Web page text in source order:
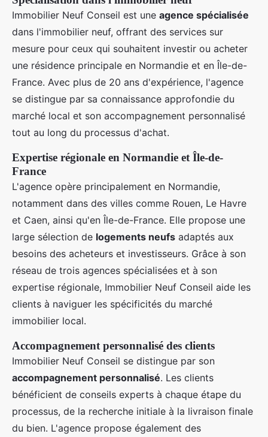
Immobilier Neuf Conseil est une agence spécialisée
dans l'immobilier neuf, offrant des services sur
mesure pour ceux qui souhaitent investir ou acheter
une résidence principale en Normandie et en Île-de-
France. Avec plus de 20 ans d'expérience, l'agence
se distingue par sa connaissance approfondie du
marché local et son accompagnement personnalisé
tout au long du processus d'achat.
Expertise régionale en Normandie et Île-de-
France
L'agence opère principalement en Normandie,
notamment dans des villes comme Rouen, Le Havre
et Caen, ainsi qu'en Île-de-France. Elle propose une
large sélection de logements neufs adaptés aux
besoins des acheteurs et investisseurs. Grâce à son
réseau de trois agences spécialisées et à son
expertise régionale, Immobilier Neuf Conseil aide les
clients à naviguer les spécificités du marché
immobilier local.
Accompagnement personnalisé des clients
Immobilier Neuf Conseil se distingue par son
accompagnement personnalisé. Les clients
bénéficient de conseils experts à chaque étape du
processus, de la recherche initiale à la livraison finale
du bien. L'agence propose également des